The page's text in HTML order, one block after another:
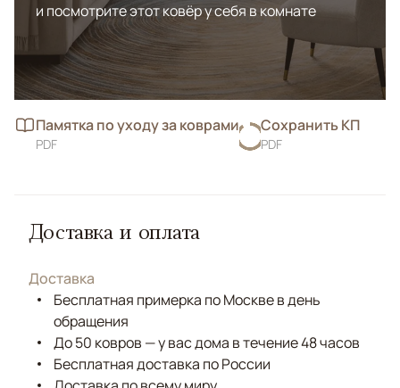
и посмотрите этот ковёр у себя в комнате
Памятка по уходу за коврами
PDF
Сохранить КП
PDF
Доставка и оплата
Доставка
Бесплатная примерка по Москве в день
обращения
До 50 ковров — у вас дома в течение 48 часов
Бесплатная доставка по России